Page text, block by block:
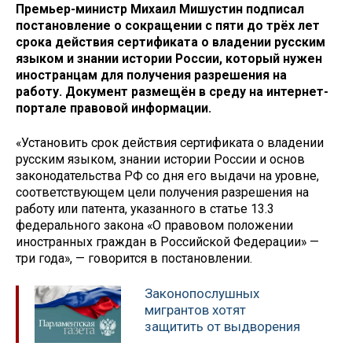
Премьер-министр Михаил Мишустин подписал
постановление о сокращении с пяти до трёх лет
срока действия сертификата о владении русским
языком и знании истории России, который нужен
иностранцам для получения разрешения на
работу. Документ размещён в среду на интернет-
портале правовой информации.
«Установить срок действия сертификата о владении
русским языком, знании истории России и основ
законодательства РФ со дня его выдачи на уровне,
соответствующем цели получения разрешения на
работу или патента, указанного в статье 13.3
федерального закона «О правовом положении
иностранных граждан в Российской Федерации» —
три года», — говорится в постановлении.
Законопослушных
мигрантов хотят
защитить от выдворения